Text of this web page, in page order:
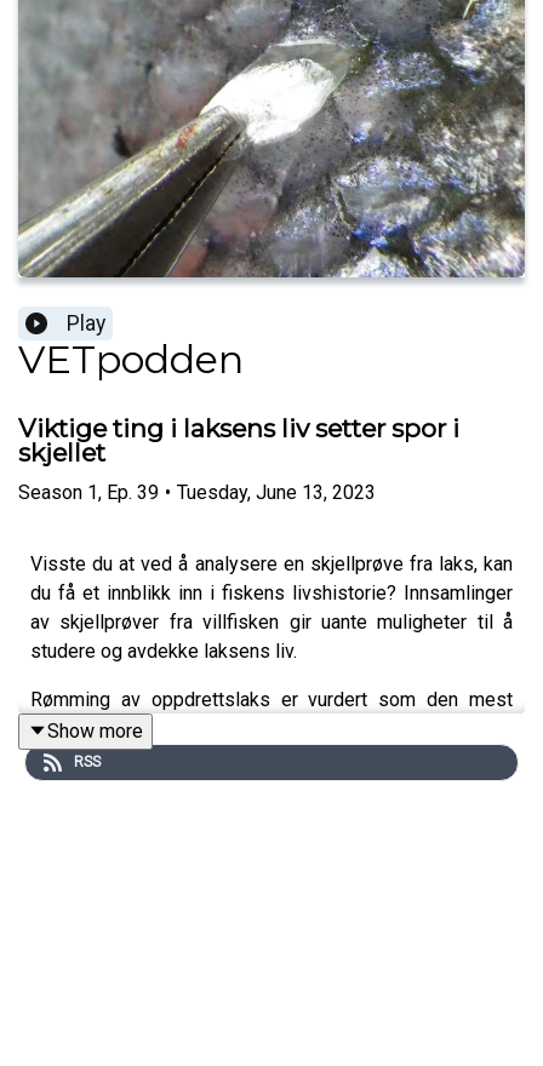
Play
VETpodden
Viktige ting i laksens liv setter spor i
skjellet
Season 1, Ep. 39 • Tuesday, June 13, 2023
Visste du at ved å analysere en skjellprøve fra laks, kan
du få et innblikk inn i fiskens livshistorie? Innsamlinger
av skjellprøver fra villfisken gir uante muligheter til å
studere og avdekke laksens liv.
Rømming av oppdrettslaks er vurdert som den mest
alvorlige oppdrettsrelaterte trusselen for villaks, fordi
gyting mellom vill og oppdrettet laks forringer
lokaltilpasset genetikk. Ingen annen prøve fra laks kan gi
Show more
RSS